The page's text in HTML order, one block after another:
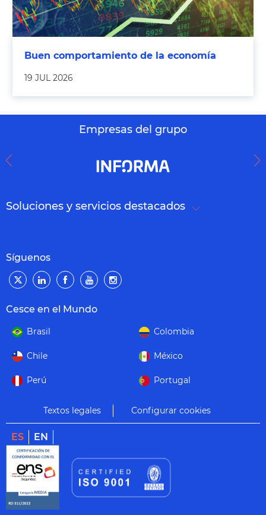
Buen comportamiento de la economía
19 JUL 2026
Empresas del grupo
Soluciones y servicios destacados
Síguenos
Cesce en el Mundo
Brasil Colombia
Chile México
Perú Portugal
Textos legales Configurar cookies
ES EN